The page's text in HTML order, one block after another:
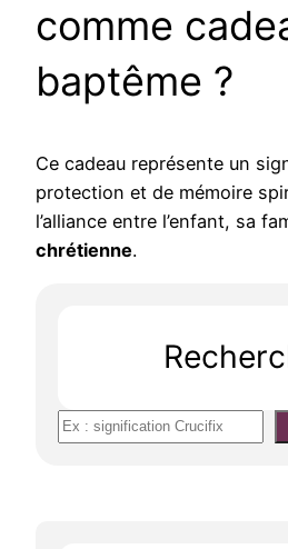
comme
baptême ?
Ce cadeau représente un
protection et de mémoire
l’alliance entre l’enfant, sa
chrétienne.
S